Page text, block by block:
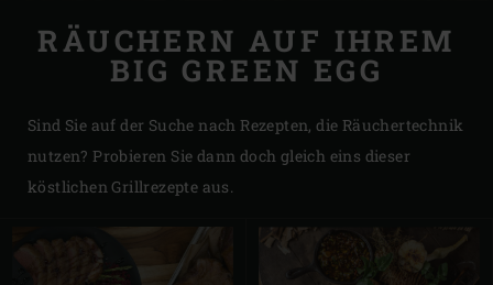
RÄUCHERN AUF IHREM
BIG GREEN EGG
Sind Sie auf der Suche nach Rezepten, die Räuchertechnik
nutzen? Probieren Sie dann doch gleich eins dieser
köstlichen Grillrezepte aus.